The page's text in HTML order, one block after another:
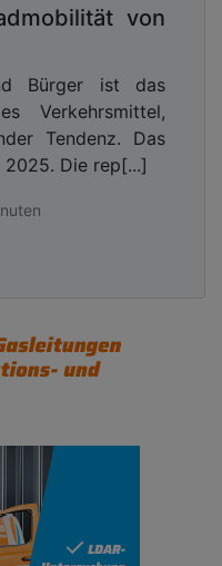
von
Bürger ist das
Verkehrsmittel,
Tendenz. Das
Die rep[...]